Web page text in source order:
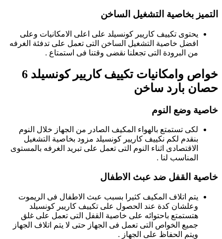
التميز بخاصية التشغيل الساخن
يحتوى تكييف كاريير كونسيلد على اعلى الامكانيات وعلى
افضل خاصية التشغيل الساخن التى تعمل على تدفئة الغرفه
من البرودة التى تجعلنا نقضى وقتنا فى استمتاع .
خواص وامكانيات تكييف كاريير كونسيلد 6
حصان بارد ساخن
خاصية وضع النوم
لكى تستمتع بالهواء المكيف الصادر من الجهاز خلال النوم
بنقدم لكم نكييف كاريير كونسيلد مزود بخاصية التشغيل
الاقتصادى اثناء النوم التى تعمل على تبريد الغرفه بالمستوى
المناسب لنا .
خاصية القفل ضد عبث الاطفال
يتم اتلاف المكيف كثيرا بسبب عبث الاطفال فى الريموت
وعلشان كدة عند الحصول على تكييف كاريير كونسيلد
هتستمتع باحتوائه على خاصية القفل التى تعمل على غلق
جميع الخواص التى تعمل فى الجهاز حتى لا يتم اتلاف الجهاز
ويتم الحفاظ على الجهاز .